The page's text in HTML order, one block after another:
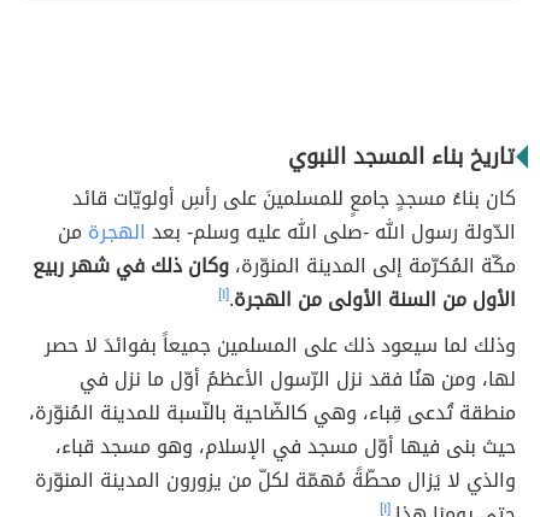
تاريخ بناء المسجد النبوي
كان بناءُ مسجدٍ جامعٍ للمسلمينَ على رأسِ أولويّات قائد
الدّولة رسول الله -صلى الله عليه وسلم- بعد الهجرة من
مكّة المُكرّمة إلى المدينة المنوّرة،وكان ذلك في شهر ربيع
الأول من السنة الأولى من الهجرة.[١]
وذلك لما سيعود ذلك على المسلمين جميعاً بفوائدَ لا حصر
لها، ومن هنُا فقد نزل الرّسول الأعظمُ أوّل ما نزل في
منطقة تُدعى قِباء، وهي كالضّاحية بالنّسبة للمدينة المُنوّرة،
حيث بنى فيها أوّل مسجد في الإسلام، وهو مسجد قباء،
والذي لا يَزال محطّةً مُهمّة لكلّ من يزورون المدينة المنوّرة
[١]